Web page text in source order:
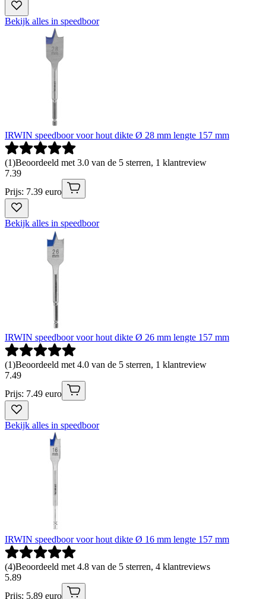
Bekijk alles in speedboor
IRWIN speedboor voor hout dikte Ø 28 mm lengte 157 mm
(1)Beoordeeld met 3.0 van de 5 sterren, 1 klantreview
7.39
Prijs: 7.39 euro
Bekijk alles in speedboor
IRWIN speedboor voor hout dikte Ø 26 mm lengte 157 mm
(1)Beoordeeld met 4.0 van de 5 sterren, 1 klantreview
7.49
Prijs: 7.49 euro
Bekijk alles in speedboor
IRWIN speedboor voor hout dikte Ø 16 mm lengte 157 mm
(4)Beoordeeld met 4.8 van de 5 sterren, 4 klantreviews
5.89
Prijs: 5.89 euro